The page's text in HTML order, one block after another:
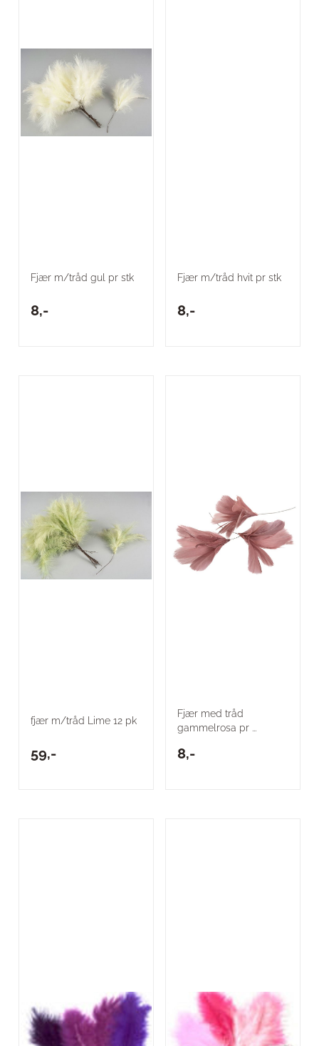
Fjær m/tråd gul pr stk
8,-
Fjær m/tråd hvit pr stk
8,-
fjær m/tråd Lime 12 pk
59,-
Fjær med tråd
gammelrosa pr ...
8,-